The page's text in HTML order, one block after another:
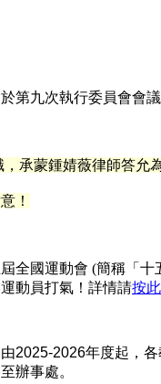
第九次執行委員會會
，承蒙鍾婧薇律師答允
！
全國運動會 (簡稱「
動員打氣！詳情請按此
2025-2026年度起，
辦事處。